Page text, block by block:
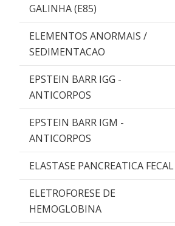
GALINHA (E85)
ELEMENTOS ANORMAIS /
SEDIMENTACAO
EPSTEIN BARR IGG -
ANTICORPOS
EPSTEIN BARR IGM -
ANTICORPOS
ELASTASE PANCREATICA FECAL
ELETROFORESE DE
HEMOGLOBINA